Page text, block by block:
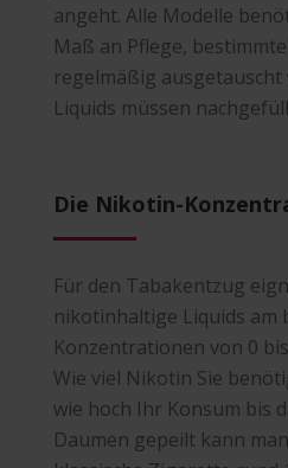
angeht. Alle Modelle
Maß an Pflege,
regelmäßig ausgetauscht
Liquids müssen
Die Nikotin-
Für den Tabakentzug
nikotinhaltige Liquids am
Konzentrationen von 0
Wie viel Nikotin Sie
wie hoch Ihr Konsum bis
Daumen gepeilt kann